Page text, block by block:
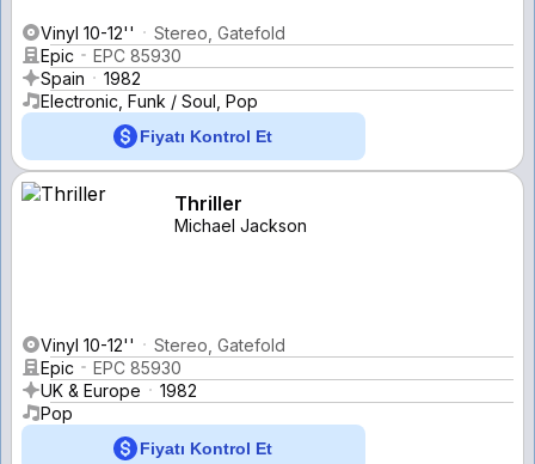
Vinyl 10-12''
Stereo, Gatefold
Epic
EPC 85930
Spain
1982
Electronic, Funk / Soul, Pop
Fiyatı Kontrol Et
Thriller
Michael Jackson
Vinyl 10-12''
Stereo, Gatefold
Epic
EPC 85930
UK & Europe
1982
Pop
Fiyatı Kontrol Et